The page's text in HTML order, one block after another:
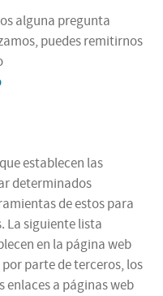
alguna pregunta
puedes remitirnos
establecen las
determinados
de estos para
La siguiente lista
en la página web
parte de terceros, los
enlaces a páginas web